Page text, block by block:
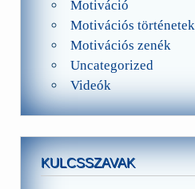
Motiváció
Motivációs történetek
Motivációs zenék
Uncategorized
Videók
KULCSSZAVAK